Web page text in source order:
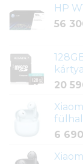
HP
56
20
6 690